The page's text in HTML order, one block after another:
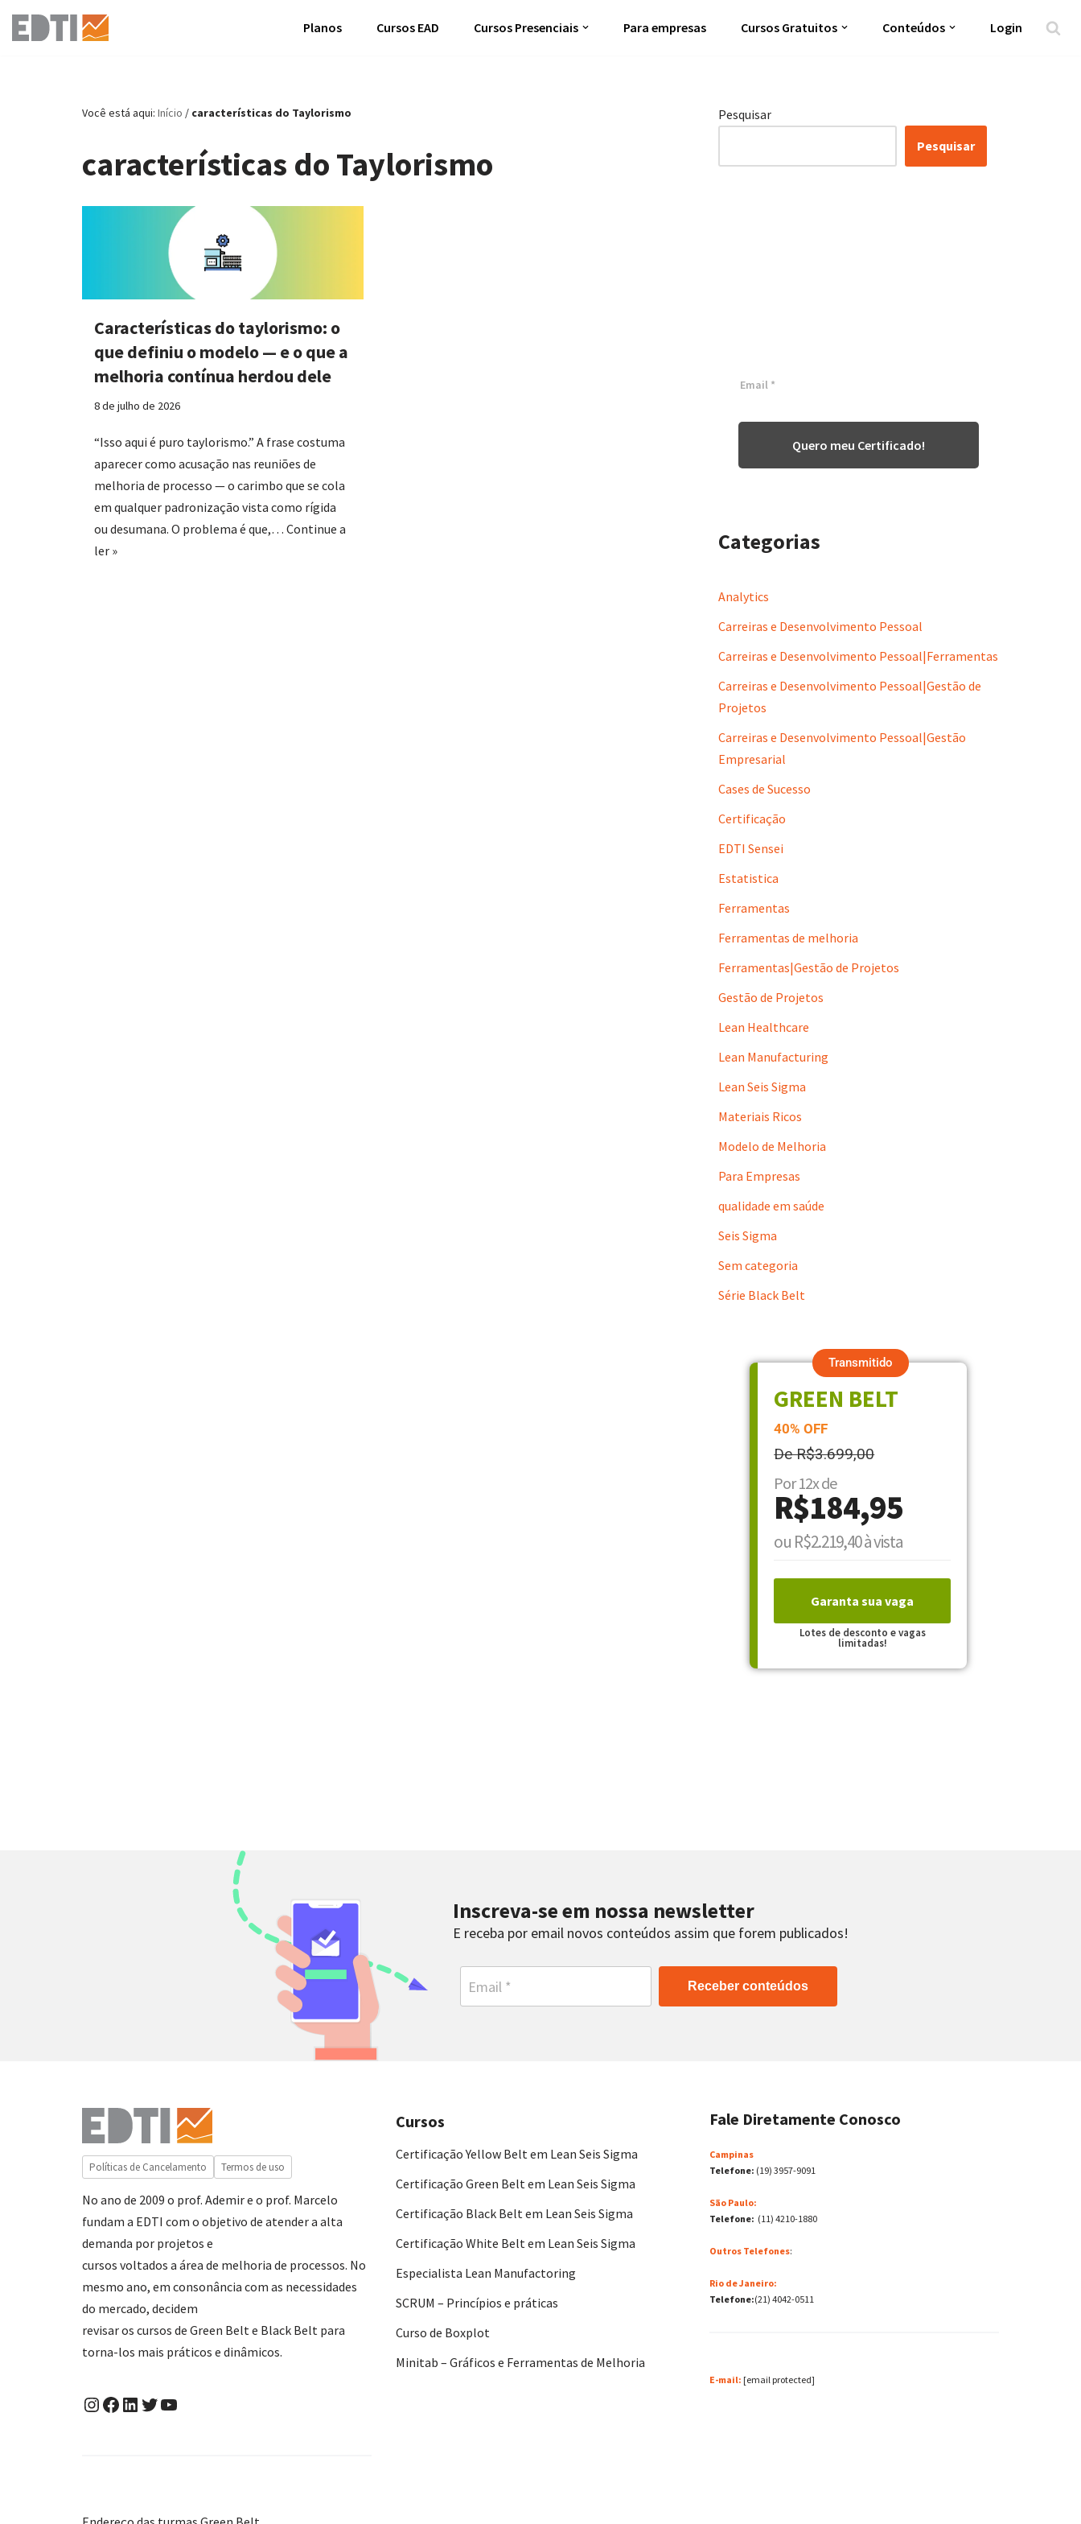
Pular
Planos Cursos EAD Cursos Presenciais Para empresas Cursos Gratuitos Conteúdos Login
Você está aqui: Início / características do Taylorismo
características do Taylorismo
Características do taylorismo: o
que definiu o modelo — e o que a
melhoria contínua herdou dele
8 de julho de 2026
“Isso aqui é puro taylorismo.” A frase costuma
aparecer como acusação nas reuniões de
melhoria de processo — o carimbo que se cola
em qualquer padronização vista como rígida
ou desumana. O problema é que,… Continue a
ler »
Pesquisar
Pesquisar
Quero meu Certificado!
Categorias
Analytics
Carreiras e Desenvolvimento Pessoal
Carreiras e Desenvolvimento Pessoal|Ferramentas
Carreiras e Desenvolvimento Pessoal|Gestão de
Projetos
Carreiras e Desenvolvimento Pessoal|Gestão
Empresarial
Cases de Sucesso
Certificação
EDTI Sensei
Estatistica
Ferramentas
Ferramentas de melhoria
Ferramentas|Gestão de Projetos
Gestão de Projetos
Lean Healthcare
Lean Manufacturing
Lean Seis Sigma
Materiais Ricos
Modelo de Melhoria
Para Empresas
qualidade em saúde
Seis Sigma
Sem categoria
Série Black Belt
Transmitido
GREEN BELT
40% OFF
De R$3.699,00
Por 12x de
R$184,95
ou R$2.219,40 à vista
Garanta sua vaga
Lotes de desconto e vagas
limitadas!
Inscreva-se em nossa newsletter
E receba por email novos conteúdos assim que forem publicados!
Receber conteúdos
Políticas de Cancelamento Termos de uso
No ano de 2009 o prof. Ademir e o prof. Marcelo
fundam a EDTI com o objetivo de atender a alta
demanda por projetos e
cursos voltados a área de melhoria de processos. No
mesmo ano, em consonância com as necessidades
do mercado, decidem
revisar os cursos de Green Belt e Black Belt para
torna-los mais práticos e dinâmicos.
Cursos
Certificação Yellow Belt em Lean Seis Sigma
Certificação Green Belt em Lean Seis Sigma
Certificação Black Belt em Lean Seis Sigma
Certificação White Belt em Lean Seis Sigma
Especialista Lean Manufactoring
SCRUM – Princípios e práticas
Curso de Boxplot
Minitab – Gráficos e Ferramentas de Melhoria
Fale Diretamente Conosco
Campinas
Telefone: (19) 3957-9091
São Paulo:
Telefone: (11) 4210-1880
Outros Telefones:
Rio de Janeiro:
Telefone:(21) 4042-0511
E-mail: [email protected]